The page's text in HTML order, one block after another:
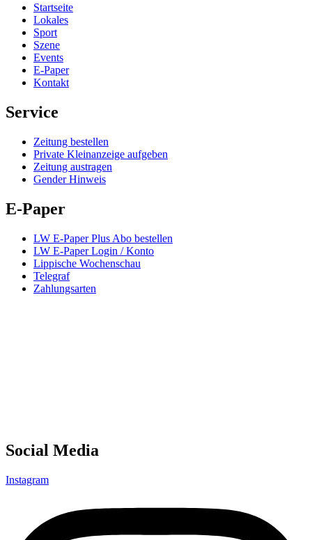
Startseite
Lokales
Sport
Szene
Events
E-Paper
Kontakt
Service
Zeitung bestellen
Private Kleinanzeige aufgeben
Zeitung austragen
Gender Hinweis
E-Paper
LW E-Paper Plus Abo bestellen
LW E-Paper Login / Konto
Lippische Wochenschau
Telegraf
Zahlungsarten
Social Media
Instagram